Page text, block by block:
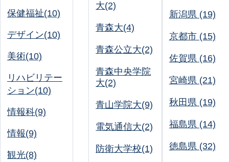
保健福祉(10)
デザイン(10)
美術(10)
リハビリテー
ション(10)
情報科(9)
情報(9)
観光(8)
大(2)
青森大(4)
青森公立大(2)
青森中央学院
大(2)
青山学院大(9)
電気通信大(2)
防衛大学校(1)
新潟県 (19)
京都市 (15)
佐賀県 (16)
宮崎県 (21)
秋田県 (19)
福島県 (14)
徳島県 (32)